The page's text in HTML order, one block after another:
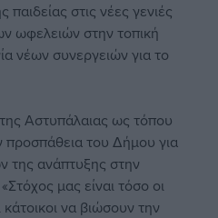
στις νέες γενιές
ωφελειών στην τοπική
νέων συνεργειών για το
Aστυπάλαιας ως τόπου
προσπάθεια του Δήμου για
της ανάπτυξης στην
μας είναι τόσο οι
να βιώσουν την